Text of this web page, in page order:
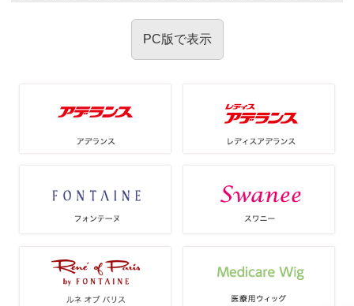
PC版で表示